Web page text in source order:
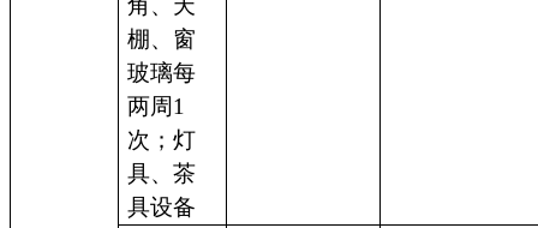
角、天
棚、窗
玻璃每
两周1
次；灯
具、茶
具设备